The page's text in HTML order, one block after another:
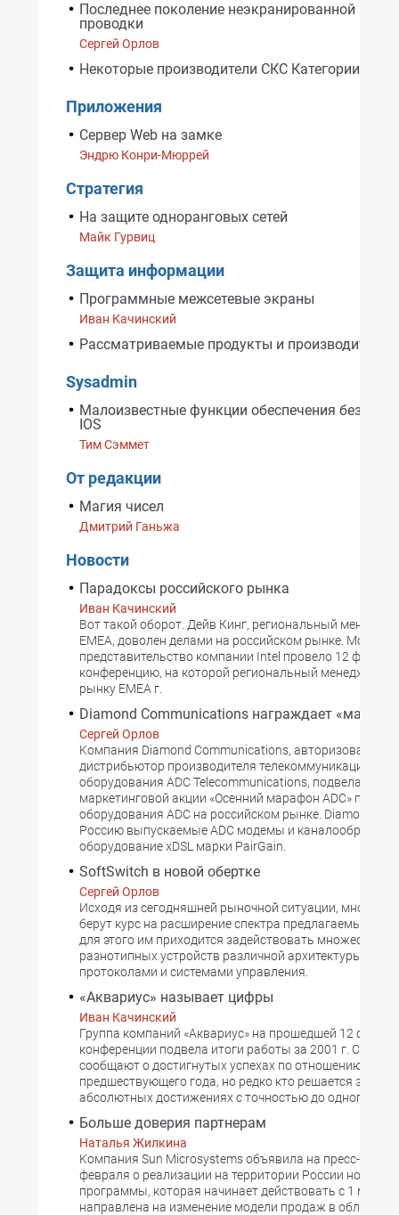
Последнее поколение неэкранированной
проводки
Сергей Орлов
Некоторые производители СКС Категории 6
Приложения
Сервер Web на замке
Эндрю Конри-Мюррей
Стратегия
На защите одноранговых сетей
Майк Гурвиц
Защита информации
Программные межсетевые экраны
Иван Качинский
Рассматриваемые продукты и производители
Sysadmin
Малоизвестные функции обеспечения
IOS
Тим Сэммет
От редакции
Магия чисел
Дмитрий Ганьжа
Новости
Парадоксы российского рынка
Иван Качинский
Вот такой оборот. Дейв Кинг, региональный
ЕМЕА, доволен делами на российском рынке.
представительство компании Intel провело 12
конференцию, на которой региональный менеджер
рынку EMEA г.
Diamond Communications награждает
Сергей Орлов
Kомпания Diamond Communications, авторизованный
дистрибьютор производителя
оборудования ADC Telecommunications, подвела
маркетинговой акции «Осенний марафон ADC» по
оборудования ADC на российском рынке. Diamond
Россию выпускаемые ADC модемы и
оборудование хDSL марки PairGain.
SoftSwitch в новой обертке
Сергей Орлов
Исходя из сегодняшней рыночной ситуации, многие
берут курс на расширение спектра предлагаемых
для этого им приходится задействовать множество
разнотипных устройств различной архитектуры со
протоколами и системами управления.
«Аквариус» называет цифры
Иван Качинский
Группа компаний «Аквариус» на прошедшей 12
конференции подвела итоги работы за 2001 г. Сейчас
сообщают о достигнутых успехах по отношению к
предшествующего года, но редко кто решается
абсолютных достижениях с точностью до одного
Больше доверия партнерам
Наталья Жилкина
Kомпания Sun Microsystems объявила на пресс-
февраля о реализации на территории России новой
программы, которая начинает действовать с 1 марта
направлена на изменение модели продаж в области